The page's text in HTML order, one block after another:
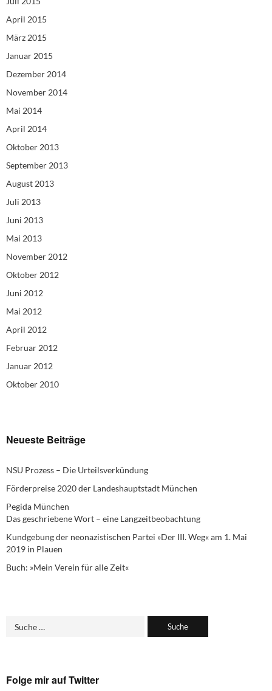
April 2015
März 2015
Januar 2015
Dezember 2014
November 2014
Mai 2014
April 2014
Oktober 2013
September 2013
August 2013
Juli 2013
Juni 2013
Mai 2013
November 2012
Oktober 2012
Juni 2012
Mai 2012
April 2012
Februar 2012
Januar 2012
Oktober 2010
Neueste Beiträge
NSU Prozess – Die Urteilsverkündung
Förderpreise 2020 der Landeshauptstadt München
Pegida München
Das geschriebene Wort – eine Langzeitbeobachtung
Kundgebung der neonazistischen Partei »Der III. Weg« am 1. Mai
2019 in Plauen
Buch: »Mein Verein für alle Zeit«
Folge mir auf Twitter